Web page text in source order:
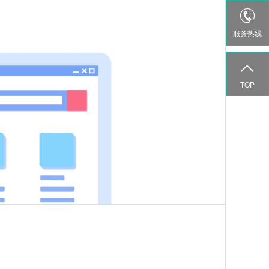

服务热线

TOP